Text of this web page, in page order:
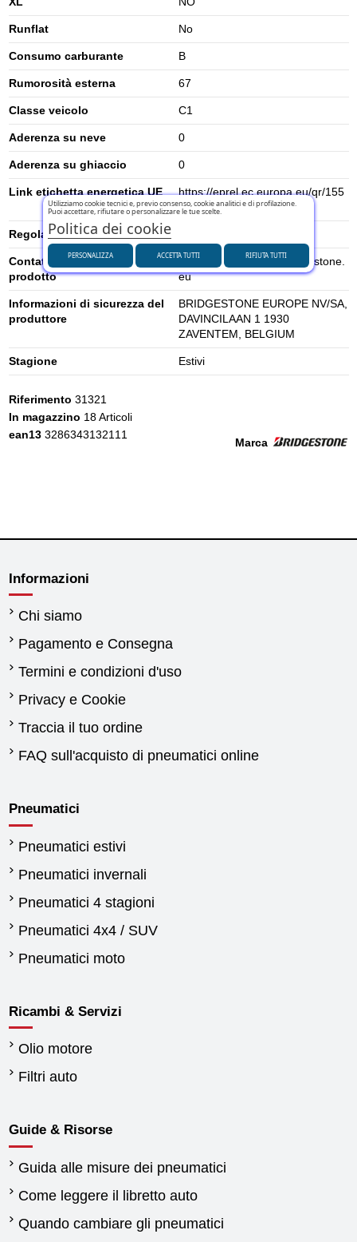
Runflat No
Consumo carburante B
Rumorosità esterna 67
Classe veicolo C1
Aderenza su neve 0
Aderenza su ghiaccio 0
Link etichetta energetica UE
https://eprel.ec.europa.eu/qr/155
1096
Regolamento UE (2020/740)
Contatti per la sicurezza del
prodotto
ccgrandescuentas@bridgestone.
eu
Informazioni di sicurezza del
produttore
BRIDGESTONE EUROPE NV/SA,
DAVINCILAAN 1 1930
ZAVENTEM, BELGIUM
Stagione Estivi
Marca
Riferimento 31321
In magazzino 18 Articoli
ean13 3286343132111
Informazioni
Chi siamo
Pagamento e Consegna
Termini e condizioni d'uso
Privacy e Cookie
Traccia il tuo ordine
FAQ sull'acquisto di pneumatici online
Pneumatici
Pneumatici estivi
Pneumatici invernali
Pneumatici 4 stagioni
Pneumatici 4x4 / SUV
Pneumatici moto
Ricambi & Servizi
Olio motore
Filtri auto
Guide & Risorse
Guida alle misure dei pneumatici
Come leggere il libretto auto
Quando cambiare gli pneumatici
Utilizziamo cookie tecnici e, previo consenso, cookie analitici e di profilazione.
Puoi accettare, rifiutare o personalizzare le tue scelte.
Politica dei cookie
PERSONALIZZA RIFIUTA TUTTI
ACCETTA TUTTI